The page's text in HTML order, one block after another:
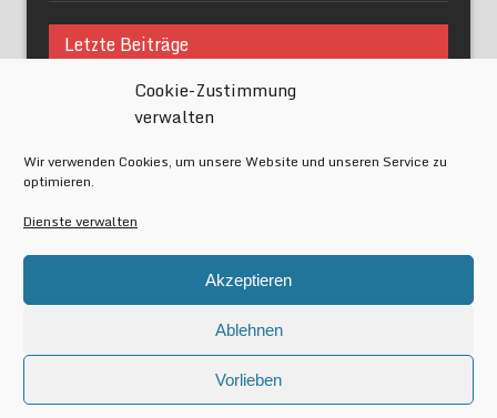
Cookie-Zustimmung
verwalten
Wir verwenden Cookies, um unsere Website und unseren Service zu
optimieren.
Dienste verwalten
Akzeptieren
Ablehnen
Vorlieben
Letzte Beiträge
Was macht urbane Lebensqualität wirklich aus?
Grüne Oasen in Berlin
Festival of Lights Berlin 2024
Gesund schlafen im modernen Alltag
WordPress.org